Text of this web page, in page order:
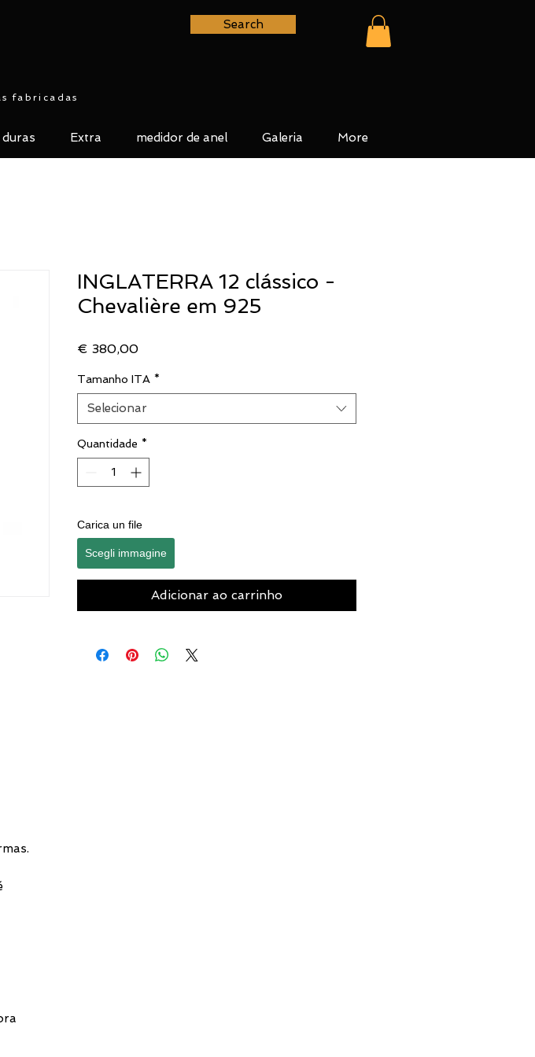
Search
Extra medidor de anel Galeria More
INGLATERRA 12 clássico -
Chevalière em 925
€ 380,00Preço
Tamanho ITA *
Selecionar
Quantidade *
Carica un file
Scegli immagine
Adicionar ao carrinho
fabricadas